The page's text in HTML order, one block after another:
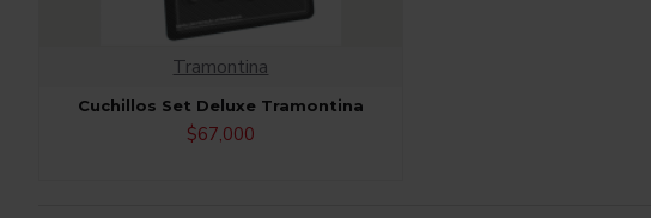
Tramontina
Cuchillos Set Deluxe Tramontina
$67,000